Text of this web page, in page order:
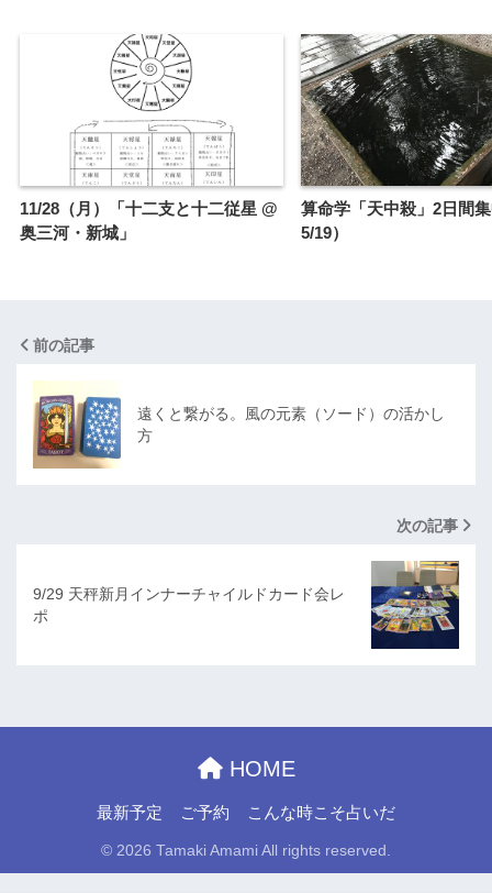
11/28（月）「十二支と十二従星 @
奥三河・新城」
算命学「天中殺」2日間
5/19）
前の記事
遠くと繋がる。風の元素（ソード）の活かし
方
次の記事
9/29 天秤新月インナーチャイルドカード会レ
ポ
HOME
最新予定 ご予約 こんな時こそ占いだ
© 2026 Tamaki Amami All rights reserved.